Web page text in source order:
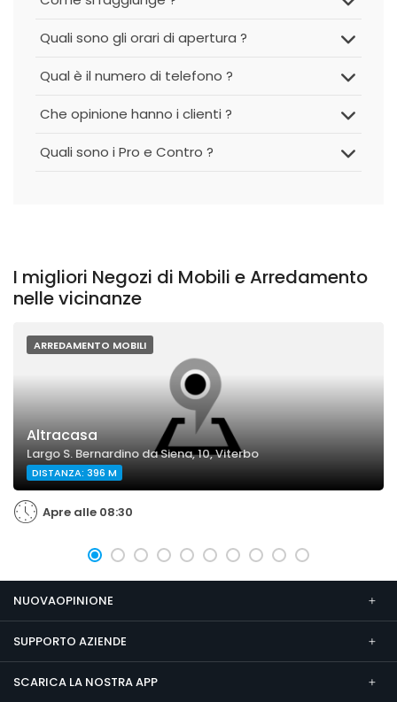
Quali sono gli orari di apertura ?
Qual è il numero di telefono ?
Che opinione hanno i clienti ?
Quali sono i Pro e Contro ?
I migliori Negozi di Mobili e Arredamento
nelle vicinanze
ARREDAMENTO MOBILI
Altracasa
Largo S. Bernardino da Siena, 10, Viterbo
DISTANZA: 396 M
Apre alle 08:30
NUOVAOPINIONE
SUPPORTO AZIENDE
SCARICA LA NOSTRA APP